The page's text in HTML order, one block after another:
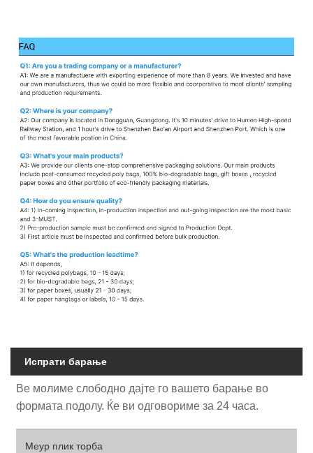
Испрати барање
Ве молиме слободно дајте го вашето барање во
формата подолу. Ќе ви одговориме за 24 часа.